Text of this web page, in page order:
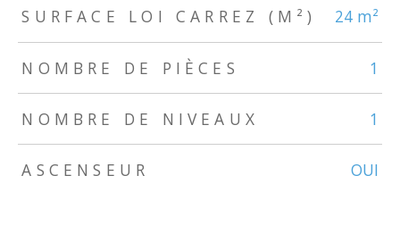
SURFACE LOI CARREZ (M²) 24 m²
NOMBRE DE PIÈCES 1
NOMBRE DE NIVEAUX 1
ASCENSEUR OUI